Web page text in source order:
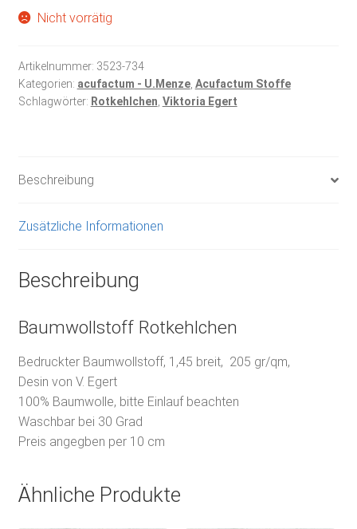
Nicht vorrätig
Artikelnummer: 3523-734
Kategorien: acufactum - U.Menze, Acufactum Stoffe
Schlagwörter: Rotkehlchen, Viktoria Egert
Beschreibung
Zusätzliche Informationen
Beschreibung
Baumwollstoff Rotkehlchen
Bedruckter Baumwollstoff, 1,45 breit, 205 gr/qm,
Desin von V. Egert
100% Baumwolle, bitte Einlauf beachten
Waschbar bei 30 Grad
Preis angegben per 10 cm
Ähnliche Produkte